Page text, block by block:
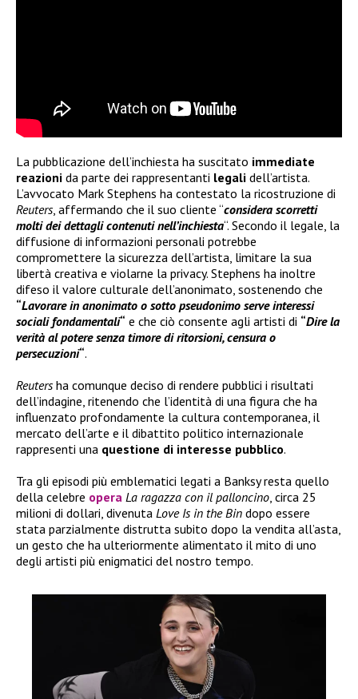
La pubblicazione dell’inchiesta ha suscitato immediate
reazioni da parte dei rappresentanti legali dell’artista.
L’avvocato Mark Stephens ha contestato la ricostruzione di
Reuters, affermando che il suo cliente “considera scorretti
molti dei dettagli contenuti nell’inchiesta“. Secondo il legale, la
diffusione di informazioni personali potrebbe
compromettere la sicurezza dell’artista, limitare la sua
libertà creativa e violarne la privacy. Stephens ha inoltre
difeso il valore culturale dell’anonimato, sostenendo che
“Lavorare in anonimato o sotto pseudonimo serve interessi
sociali fondamentali“ e che ciò consente agli artisti di “Dire la
verità al potere senza timore di ritorsioni, censura o
persecuzioni“.
Reutersha comunque deciso di rendere pubblici i risultati
dell’indagine, ritenendo che l’identità di una figura che ha
influenzato profondamente la cultura contemporanea, il
mercato dell’arte e il dibattito politico internazionale
rappresenti una questione di interesse pubblico.
Tra gli episodi più emblematici legati a Banksy resta quello
della celebre opera La ragazza con il palloncino, circa 25
milioni di dollari, divenuta Love Is in the Bin dopo essere
stata parzialmente distrutta subito dopo la vendita all’asta,
un gesto che ha ulteriormente alimentato il mito di uno
degli artisti più enigmatici del nostro tempo.